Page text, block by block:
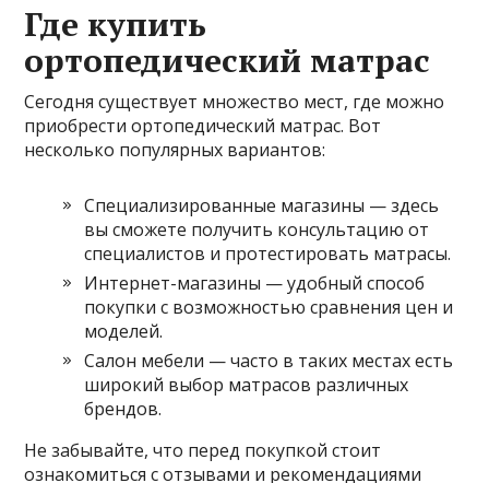
Где купить
ортопедический матрас
Сегодня существует множество мест, где можно
приобрести ортопедический матрас. Вот
несколько популярных вариантов:
Специализированные магазины — здесь
вы сможете получить консультацию от
специалистов и протестировать матрасы.
Интернет-магазины — удобный способ
покупки с возможностью сравнения цен и
моделей.
Салон мебели — часто в таких местах есть
широкий выбор матрасов различных
брендов.
Не забывайте, что перед покупкой стоит
ознакомиться с отзывами и рекомендациями